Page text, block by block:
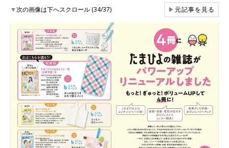
▼次の画像は下へスクロール (34/37) ▶元記事を見る